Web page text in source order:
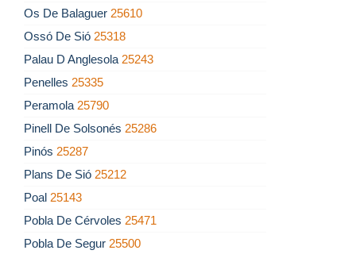
Os De Balaguer 25610
Ossó De Sió 25318
Palau D Anglesola 25243
Penelles 25335
Peramola 25790
Pinell De Solsonés 25286
Pinós 25287
Plans De Sió 25212
Poal 25143
Pobla De Cérvoles 25471
Pobla De Segur 25500